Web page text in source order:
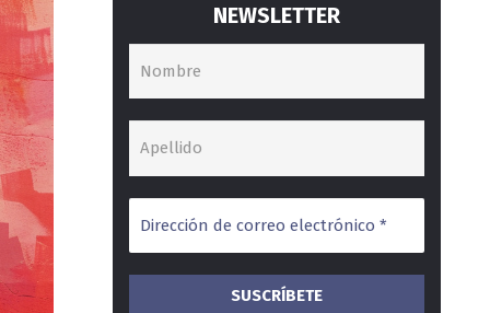
NEWSLETTER